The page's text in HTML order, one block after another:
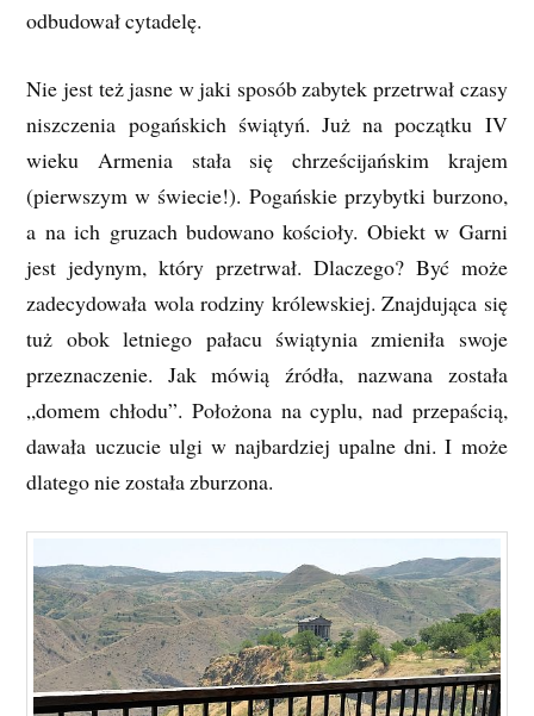
odbudował cytadelę.
Nie jest też jasne w jaki sposób zabytek przetrwał czasy
niszczenia pogańskich świątyń. Już na początku IV
wieku Armenia stała się chrześcijańskim krajem
(pierwszym w świecie!). Pogańskie przybytki burzono,
a na ich gruzach budowano kościoły. Obiekt w Garni
jest jedynym, który przetrwał. Dlaczego? Być może
zadecydowała wola rodziny królewskiej. Znajdująca się
tuż obok letniego pałacu świątynia zmieniła swoje
przeznaczenie. Jak mówią źródła, nazwana została
„domem chłodu”. Położona na cyplu, nad przepaścią,
dawała uczucie ulgi w najbardziej upalne dni. I może
dlatego nie została zburzona.